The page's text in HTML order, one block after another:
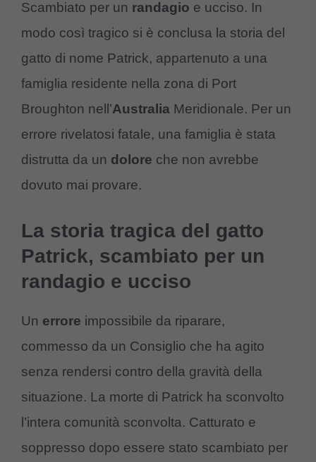
Scambiato per un randagio e ucciso. In
modo così tragico si è conclusa la storia del
gatto di nome Patrick, appartenuto a una
famiglia residente nella zona di Port
Broughton nell’Australia Meridionale. Per un
errore rivelatosi fatale, una famiglia è stata
distrutta da un dolore che non avrebbe
dovuto mai provare.
La storia tragica del gatto
Patrick, scambiato per un
randagio e ucciso
Un errore impossibile da riparare,
commesso da un Consiglio che ha agito
senza rendersi contro della gravità della
situazione. La morte di Patrick ha sconvolto
l’intera comunità sconvolta. Catturato e
soppresso dopo essere stato scambiato per